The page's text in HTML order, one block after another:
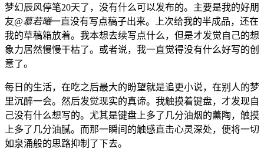
梦幻辰风停笔20天了，没有什么可以发布的。主要是我的好朋
友@慕若曦一直没有写点稿子出来。上次给我的半成品，还在
我的草稿箱放着。我本想去续写点什么，但是才发觉自己的想
象力居然慢慢干枯了。或者说，我一直觉得没有什么好写的创
意了。
每日的生活，在吃之后最大的盼望就是追更小说，在别人的梦
里沉醉一会。然后发觉现实的真谛。我触摸着键盘，才发现自
己没有什么想写的。尤其是键盘上多了几分油烟的薰陶，触摸
上多了几分油腻。而那一瞬间的触感直击心灵深处，便将一切
如泉涌般的思路抑制了下去。